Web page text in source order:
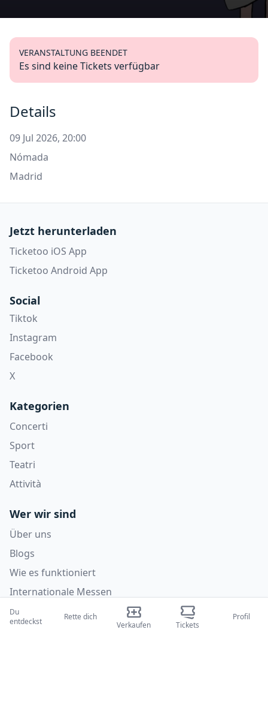
VERANSTALTUNG BEENDET
Es sind keine Tickets verfügbar
Details
09 Jul 2026, 20:00
Nómada
Madrid
Jetzt herunterladen
Ticketoo iOS App
Ticketoo Android App
Social
Tiktok
Instagram
Facebook
X
Kategorien
Concerti
Sport
Teatri
Attività
Wer wir sind
Über uns
Blogs
Wie es funktioniert
Internationale Messen
Creator-Programm
Du
entdeckst
Rette dich
Verkaufen
Tickets
Profil